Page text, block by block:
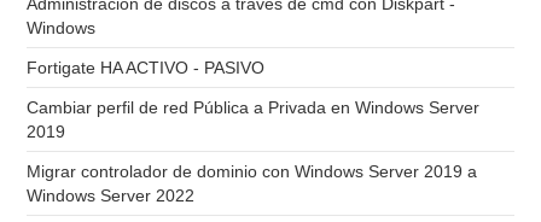
Windows
Fortigate HA ACTIVO - PASIVO
Cambiar perfil de red Pública a Privada en Windows Server
2019
Migrar controlador de dominio con Windows Server 2019 a
Windows Server 2022